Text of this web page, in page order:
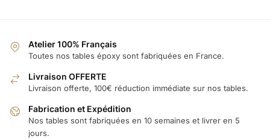
Atelier 100% Français
Toutes nos tables époxy sont fabriquées en France.
Livraison OFFERTE
Livraison offerte, 100€ réduction immédiate sur nos tables.
Fabrication et Expédition
Nos tables sont fabriquées en 10 semaines et livrer en 5
jours.